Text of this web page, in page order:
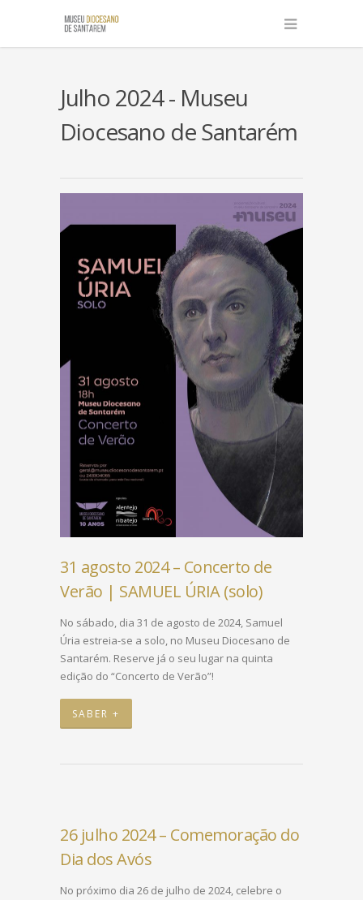
Julho 2024 - Museu
Diocesano de Santarém
31 agosto 2024 – Concerto de
Verão | SAMUEL ÚRIA (solo)
No sábado, dia 31 de agosto de 2024, Samuel
Úria estreia-se a solo, no Museu Diocesano de
Santarém. Reserve já o seu lugar na quinta
edição do “Concerto de Verão”!
SABER +
26 julho 2024 – Comemoração do
Dia dos Avós
No próximo dia 26 de julho de 2024, celebre o